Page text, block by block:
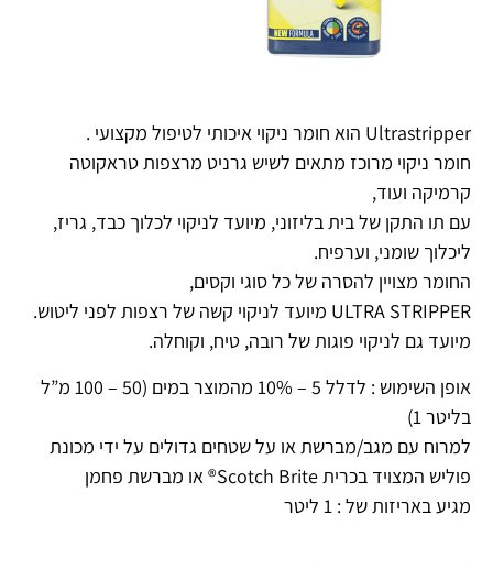
Ultrastripper הוא חומר ניקוי איכותי לטיפול מקצועי .
חומר ניקוי מרוכז מתאים לשיש גרניט מרצפות טראקוטה
קרמיקה ועוד,
עם תו התקן של בית בליזוני, מיועד לניקוי לכלוך כבד, גריז,
ליכלוך שומני, וערפיח.
החומר מצויין להסרה של כל סוגי וקסים,
ULTRA STRIPPER מיועד לניקוי קשה של רצפות לפני ליטוש.
מיועד גם לניקוי פוגות של רובה, טיח, וקוחלה.
אופן השימוש :
לדלל 5 – 10% מהמוצר במים (50 – 100 מ”ל
בליטר 1)
למרוח עם מגב/מברשת או על שטחים גדולים על ידי מכונת
פוליש המצויד בכרית Scotch Brite® או מברשת פחמן
מגיע באריזות של : 1 ליטר